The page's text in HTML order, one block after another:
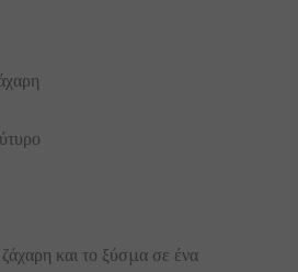
και το ξύσμα σε ένα